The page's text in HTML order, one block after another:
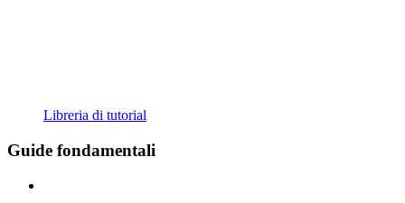
Libreria di tutorial
Guide fondamentali